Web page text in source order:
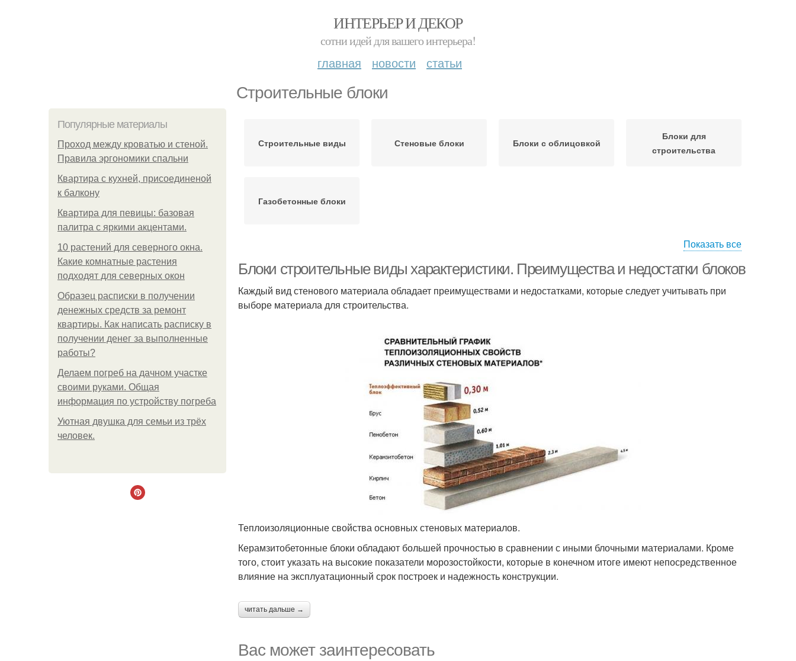
ИНТЕРЬЕР И ДЕКОР
сотни идей для вашего интерьера!
главная новости статьи
Строительные блоки
Популярные материалы
Проход между кроватью и стеной.
Правила эргономики спальни
Квартира с кухней, присоединеной
к балкону
Квартира для певицы: базовая
палитра с яркими акцентами.
10 растений для северного окна.
Какие комнатные растения
подходят для северных окон
Образец расписки в получении
денежных средств за ремонт
квартиры. Как написать расписку в
получении денег за выполненные
работы?
Делаем погреб на дачном участке
своими руками. Общая
информация по устройству погреба
Уютная двушка для семьи из трёх
человек.
Строительные виды Стеновые блоки Блоки с облицовкой
Блоки для
строительства
Газобетонные блоки
Показать все
Блоки строительные виды характеристики. Преимущества и недостатки блоков
Каждый вид стенового материала обладает преимуществами и недостатками, которые следует учитывать при
выборе материала для строительства.
Теплоизоляционные свойства основных стеновых материалов.
Керамзитобетонные блоки обладают большей прочностью в сравнении с иными блочными материалами. Кроме
того, стоит указать на высокие показатели морозостойкости, которые в конечном итоге имеют непосредственное
влияние на эксплуатационный срок построек и надежность конструкции.
читать дальше →
Вас может заинтересовать